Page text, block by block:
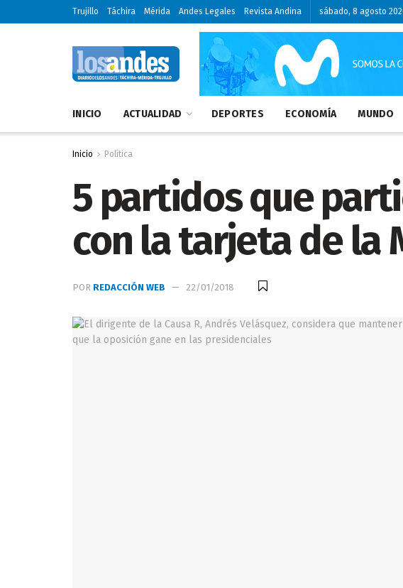
Trujillo Táchira Mérida Andes Legales Revista Andina sábado, 8 agosto
INICIO ACTUALIDAD DEPORTES ECONOMÍA MUNDO
Inicio Política
5 partidos que
con la tarjeta de la
POR REDACCIÓN WEB 22/01/2018